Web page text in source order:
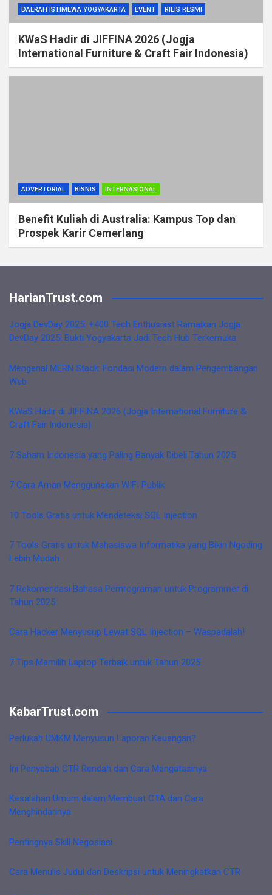
DAERAH ISTIMEWA YOGYAKARTA EVENT RILIS RESMI
KWaS Hadir di JIFFINA 2026 (Jogja
International Furniture & Craft Fair Indonesia)
ADVERTORIAL BISNIS INTERNASIONAL
Benefit Kuliah di Australia: Kampus Top dan
Prospek Karir Cemerlang
HarianTrust.com
Jogja DevDay 2025: +400 Tech Enthusiast Ramaikan Jogja
DevDay 2025: Bukti Yogyakarta Jadi Tech Hub Terkemuka
Mengenal MERN Stack: Fondasi Modern dalam Pengembangan
Web
KWaS Hadir di JIFFINA 2026 (Jogja International Furniture &
Craft Fair Indonesia)
7 Saham Indonesia yang Paling Banyak Dibeli Tahun 2025
7 Cara Aman Menggunakan WIFI Publik
10 Tools Gratis untuk Mendeteksi SQL Injection
7 Tools Gratis untuk Mahasiswa Informatika yang Bikin Ngoding
Lebih Mudah
7 Rekomendasi Bahasa Pemrograman untuk Programmer di
Tahun 2025
Cara Hacker Menyusup Lewat SQL Injection – Waspadalah!
7 Tips Memilih Laptop Terbaik untuk Tahun 2025
KabarTrust.com
Perlukah UMKM Menyusun Laporan Keuangan?
Ini Penyebab CTR Rendah dan Cara Mengatasinya
Kesalahan Umum dalam Membuat CTA dan Cara
Menghindarinya
Pentingnya Skill Negosiasi
Cara Menulis Judul dan Deskripsi untuk Meningkatkan CTR